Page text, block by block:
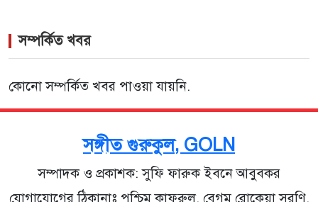
সম্পর্কিত খবর
কোনো সম্পর্কিত খবর পাওয়া যায়নি.
সঙ্গীত গুরুকুল, GOLN
সম্পাদক ও প্রকাশক: সুফি ফারুক ইবনে আবুবকর
যোগাযোগের ঠিকানাঃ পশ্চিম কাফরুল, বেগম রোকেয়া সরণি,